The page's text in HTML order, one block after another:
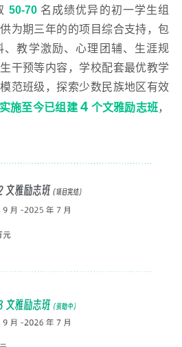
50-70名成绩优异的初一学生组
为期三年的的项目综合支持，包
、教学激励、心理团辅、生涯规
干预等内容， 学校配套最优教学
范班级，探索少数民族地区有效
施至今已组建4 个文雅励志班，